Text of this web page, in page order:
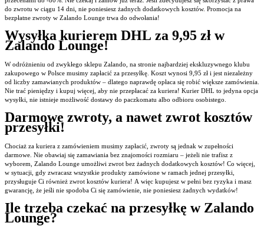
do zwrotu w ciągu 14 dni, nie poniesiesz żadnych dodatkowych kosztów. Promocja na
bezpłatne zwroty w Zalando Lounge trwa do odwołania!
Wysyłka kurierem DHL za 9,95 zł w
Zalando Lounge!
W odróżnieniu od zwykłego sklepu Zalando, na stronie najbardziej ekskluzywnego klubu
zakupowego w Polsce musimy zapłacić za przesyłkę. Koszt wynosi 9,95 zł i jest niezależny
od liczby zamawianych produktów – dlatego naprawdę opłaca się robić większe zamówienia.
Nie trać pieniędzy i kupuj więcej, aby nie przepłacać za kuriera! Kurier DHL to jedyna opcja
wysyłki, nie istnieje możliwość dostawy do paczkomatu albo odbioru osobistego.
Darmowe zwroty, a nawet zwrot kosztów
przesyłki!
Chociaż za kuriera z zamówieniem musimy zapłacić, zwroty są jednak w zupełności
darmowe. Nie obawiaj się zamawiania bez znajomości rozmiaru – jeżeli nie trafisz z
wyborem, Zalando Lounge umożliwi zwrot bez żadnych dodatkowych kosztów! Co więcej,
w sytuacji, gdy zwracasz wszystkie produkty zamówione w ramach jednej przesyłki,
przysługuje Ci również zwrot kosztów kuriera! A więc kupujesz w pełni bez ryzyka i masz
gwarancję, że jeśli nie spodoba Ci się zamówienie, nie poniesiesz żadnych wydatków!
Ile trzeba czekać na przesyłkę w Zalando
Lounge?